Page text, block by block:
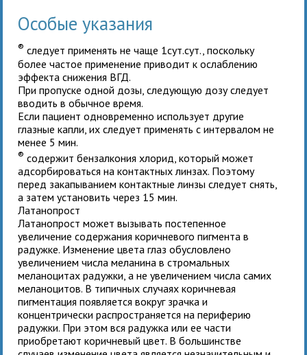
Особые указания
® следует применять не чаще 1сут.сут., поскольку
более частое применение приводит к ослаблению
эффекта снижения ВГД.
При пропуске одной дозы, следующую дозу следует
вводить в обычное время.
Если пациент одновременно использует другие
глазные капли, их следует применять с интервалом не
менее 5 мин.
® содержит бензалкония хлорид, который может
адсорбироваться на контактных линзах. Поэтому
перед закапыванием контактные линзы следует снять,
а затем установить через 15 мин.
Латанопрост
Латанопрост может вызывать постепенное
увеличение содержания коричневого пигмента в
радужке. Изменение цвета глаз обусловлено
увеличением числа меланина в стромальных
меланоцитах радужки, а не увеличением числа самих
меланоцитов. В типичных случаях коричневая
пигментация появляется вокруг зрачка и
концентрически распространяется на периферию
радужки. При этом вся радужка или ее части
приобретают коричневый цвет. В большинстве